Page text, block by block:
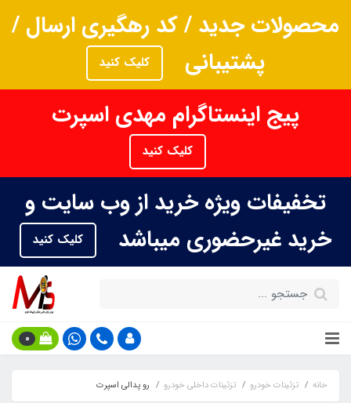
محصولات جدید / کد رهگیری ارسال /
پشتیبانی
کلیک کنید
پیج اینستاگرام مهدی اسپرت
کلیک کنید
تخفیفات ویژه خرید از وب سایت و
خرید غیرحضوری میباشد
کلیک کنید
0
خانه تزئینات خودرو تزئینات داخلی خودرو رو پدالی اسپرت